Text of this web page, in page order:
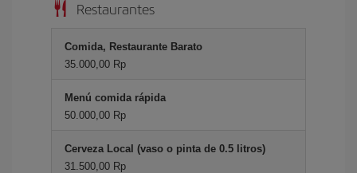
Restaurantes
Comida, Restaurante Barato
35.000,00 Rp
Menú comida rápida
50.000,00 Rp
Cerveza Local (vaso o pinta de 0.5 litros)
31.500,00 Rp